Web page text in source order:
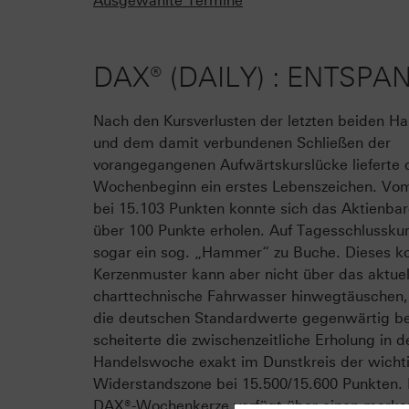
DAX® (DAILY) :
Nach den Kursverlusten der letzten beiden
und dem damit verbundenen Schließen der
vorangegangenen Aufwärtskurslücke lieferte
Wochenbeginn ein erstes Lebenszeichen.
bei 15.103 Punkten konnte sich das
über 100 Punkte erholen. Auf
sogar ein sog. „Hammer“ zu Buche. Dieses
Kerzenmuster kann aber nicht über das
charttechnische Fahrwasser
die deutschen Standardwerte gegenwärtig
scheiterte die zwischenzeitliche Erholung in
Handelswoche exakt im Dunstkreis der
Widerstandszone bei 15.500/15.600 Punkten.